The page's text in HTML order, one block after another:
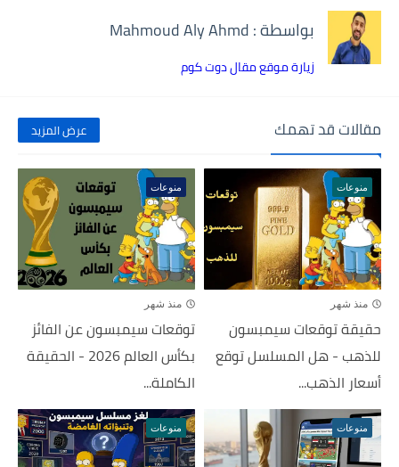
بواسطة : Mahmoud Aly Ahmd
زيارة موقع مقال دوت كوم
مقالات قد تهمك عرض المزيد
منوعات
منذ شهر
حقيقة توقعات سيمبسون
للذهب - هل المسلسل توقع
أسعار الذهب...
منوعات
منذ شهر
توقعات سيمبسون عن الفائز
بكأس العالم 2026 - الحقيقة
الكاملة...
منوعات منوعات